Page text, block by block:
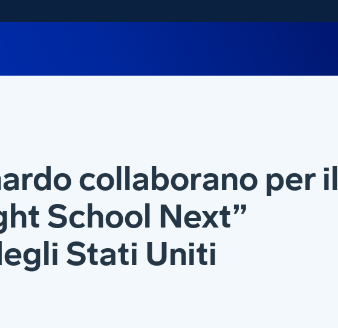
collaborano per il
School Next”
Stati Uniti